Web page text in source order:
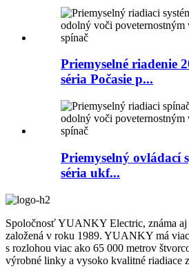
Priemyselné riadenie
séria Počasie p...
Priemyselný ovládací
séria ukf...
Spoločnosť YUANKY Electric, známa
založená v roku 1989. YUANKY má
s rozlohou viac ako 65 000 metrov
výrobné linky a vysoko kvalitné riadiace